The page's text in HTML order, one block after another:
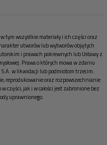
tym wszystkie materiały i ich części oraz
utworów lub wytworów objętych
i prawach pokrewnych lub Ustawy z
Prawa o których mowa w zdaniu
w likwidacji lub podmiotom trzecim.
reprodukowanie oraz rozpowszechnianie
części, jak i w całości jest zabronione bez
uprawnionego.